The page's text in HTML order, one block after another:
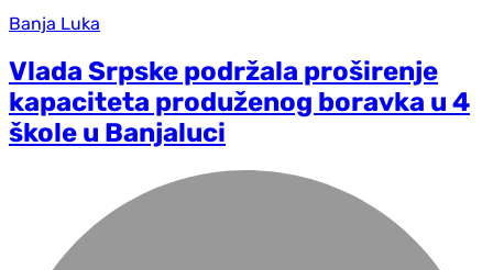
Banja Luka
Vlada Srpske podržala proširenje
kapaciteta produženog boravka u 4
škole u Banjaluci